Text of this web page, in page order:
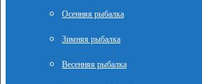
Осенняя рыбалка
Зимняя рыбалка
Весенняя рыбалка